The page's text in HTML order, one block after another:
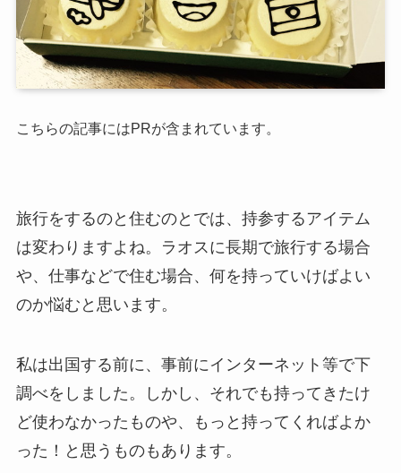
こちらの記事にはPRが含まれています。
旅行をするのと住むのとでは、持参するアイテム
は変わりますよね。ラオスに長期で旅行する場合
や、仕事などで住む場合、何を持っていけばよい
のか悩むと思います。
私は出国する前に、事前にインターネット等で下
調べをしました。しかし、それでも持ってきたけ
ど使わなかったものや、もっと持ってくればよか
った！と思うものもあります。